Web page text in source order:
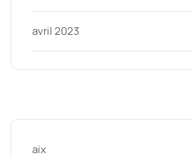
avril 2023
aix